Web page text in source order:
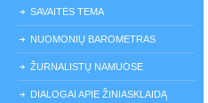
SAVAITĖS TEMA
NUOMONIŲ BAROMETRAS
ŽURNALISTŲ NAMUOSE
DIALOGAI APIE ŽINIASKLAIDĄ